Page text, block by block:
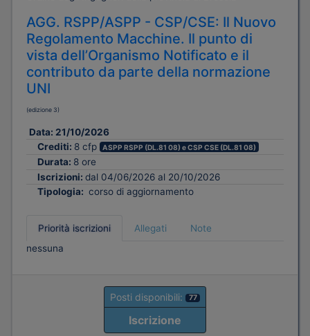
AGG. RSPP/ASPP - CSP/CSE: Il Nuovo
Regolamento Macchine. Il punto di
vista dell’Organismo Notificato e il
contributo da parte della normazione
UNI
(edizione 3)
Data: 21/10/2026
Crediti: 8 cfp ASPP RSPP (DL.81 08) e CSP CSE (DL.81 08)
Durata: 8 ore
Iscrizioni: dal 04/06/2026 al 20/10/2026
Tipologia: corso di aggiornamento
Priorità iscrizioni Allegati
Note
nessuna
Posti disponibili: 77
Iscrizione